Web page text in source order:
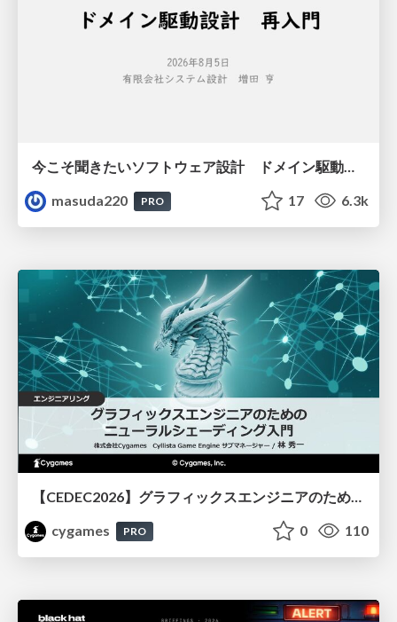
今こそ聞きたいソフトウェア設計 ドメイン駆動設計再入門
masuda220
PRO 17 6.3k
【CEDEC2026】グラフィックスエンジニアのためのニューラルシェーディング入門
cygames
PRO 0 110